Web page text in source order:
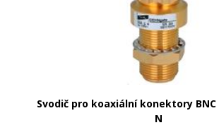
Svodič pro koaxiální konektory BNC
N